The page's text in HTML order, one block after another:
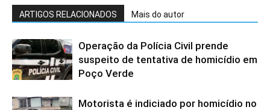
ARTIGOS RELACIONADOS Mais do autor
Operação da Polícia Civil prende
suspeito de tentativa de homicídio em
Poço Verde
Motorista é indiciado por homicídio no